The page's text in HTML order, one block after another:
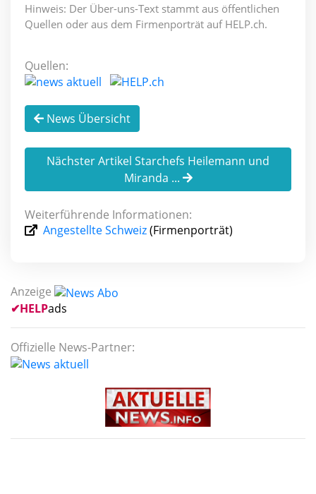
Hinweis: Der Über-uns-Text stammt aus öffentlichen
Quellen oder aus dem Firmenporträt auf HELP.ch.
Quellen:
News Übersicht
Nächster Artikel Starchefs Heilemann und
Miranda ...
Weiterführende Informationen:
Angestellte Schweiz(Firmenporträt)
Anzeige
✔HELPads
Offizielle News-Partner: